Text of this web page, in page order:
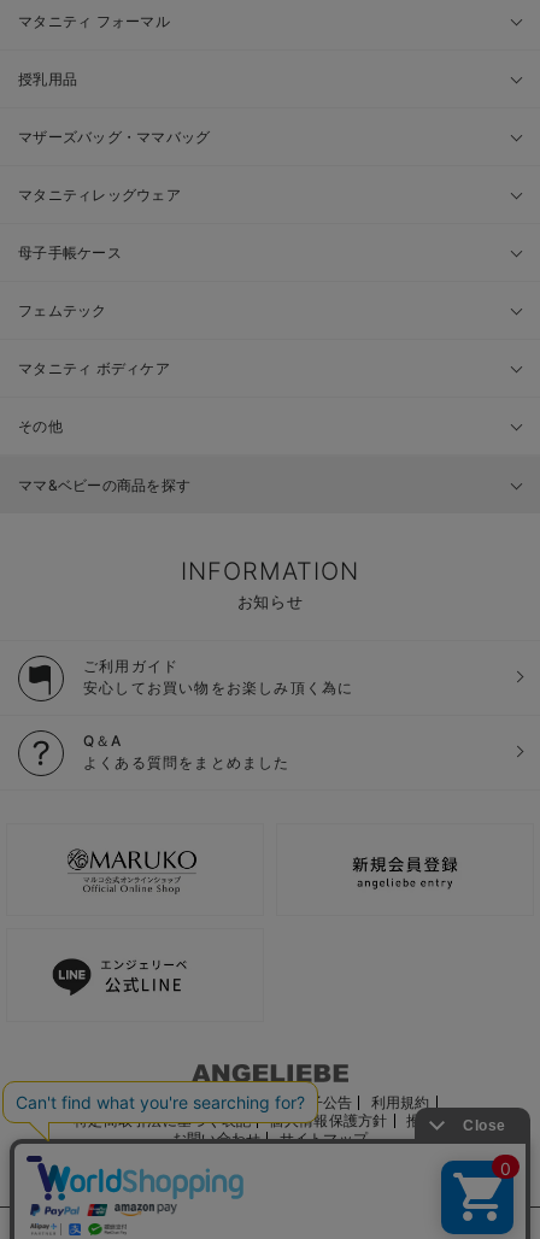
マタニティ フォーマル
授乳用品
マザーズバッグ・ママバッグ
マタニティレッグウェア
母子手帳ケース
フェムテック
マタニティ ボディケア
その他
ママ&ベビーの商品を探す
INFORMATION
お知らせ
ご利用ガイド
安心してお買い物をお楽しみ頂く為に
Q＆A
よくある質問をまとめました
ご利用ガイド 会社概要 電子公告
利用規約
特定商取引法に基づく表記
個人情報保護方針
推奨環境
お問い合わせ
サイトマップ
サイト内の文章、画像などの著作物はマルコ株式会社に属します。